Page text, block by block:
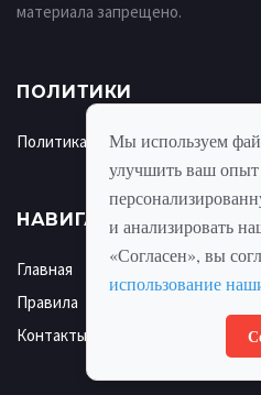
материала запрещено.
ПОЛИТИКИ
Политика использования cookie
НАВИГАЦИЯ
Главная
Правила
Контакты
Мы используем
улучшить ваш опыт
и анализировать
«Согласен», вы
использование